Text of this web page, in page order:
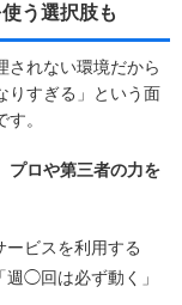
う選択肢も
されない環境だから
りすぎる」という面
。
プロや第三者の力を
ビスを利用する
◯回は必ず動く」